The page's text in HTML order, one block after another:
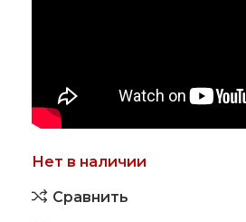
Нет в наличии
Сравнить